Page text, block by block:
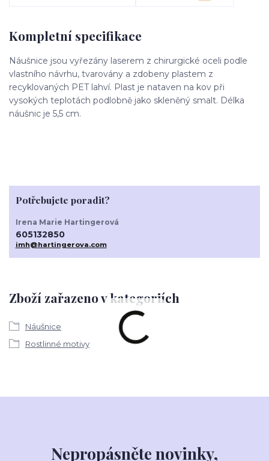
Kompletní specifikace
Náušnice jsou vyřezány laserem z chirurgické oceli podle
vlastního návrhu, tvarovány a zdobeny plastem z
recyklovaných PET lahví. Plast je nataven na kov při
vysokých teplotách podlobně jako skleněný smalt. Délka
náušnic je 5,5 cm.
Zboží zařazeno v kategoriích
Náušnice
Rostlinné motivy
Potřebujete poradit?
Irena Marie Hartingerová
605132850
imh@hartingerova.com
Nepropásněte novinky,